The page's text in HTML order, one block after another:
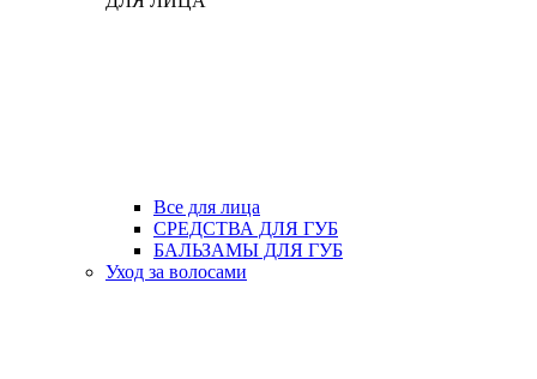
Все для лица
СРЕДСТВА ДЛЯ ГУБ
БАЛЬЗАМЫ ДЛЯ ГУБ
Уход за волосами